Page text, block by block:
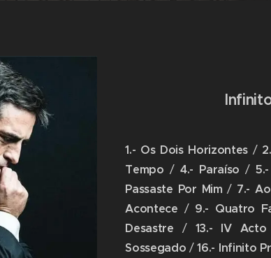
1.- Os Dois Horizontes /
Tempo / 4.- Paraíso /
Passaste Por Mim / 7.-
Acontece / 9.- Quatro
Desastre / 13.- IV Acto
Sossegado /16.- Infinito